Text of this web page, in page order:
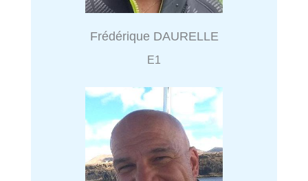
Frédérique DAURELLE
E1